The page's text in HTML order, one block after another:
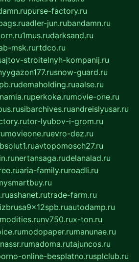
purse-factory.ru
adler-jun.rubandamn.ru
1mus.rudarksand.ru
msk.rurtdco.ru
stroitelnyh-kompanij.ru
snow-guard.ru
demaholding.ruaalse.ru
perkoka.rumovie-one.ru
sibarchives.ruandreislyusar.ru
tor-lyubov-i-grom.ru
movieone.ruevro-dez.ru
avtopomosch27.ru
nertansaga.rudelanalad.ru
aria-family.ruroadli.ru
ashanet.rutrade-farm.ru
autodamp.ru
nv750.rux-ton.ru
modopaper.rumanunae.ru
madoma.rutajuncos.ru
online-besplatno.rusplclub.ru